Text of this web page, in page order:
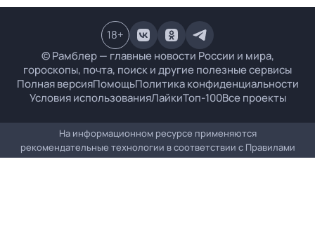
© Рамблер — главные новости России и мира,
гороскопы, почта, поиск и другие полезные сервисы
Полная версияПомощьПолитика конфиденциальности
Условия использованияЛайкиТоп-100Все проекты
18+
На информационном ресурсе применяются
рекомендательные технологии в соответствии с Правилами